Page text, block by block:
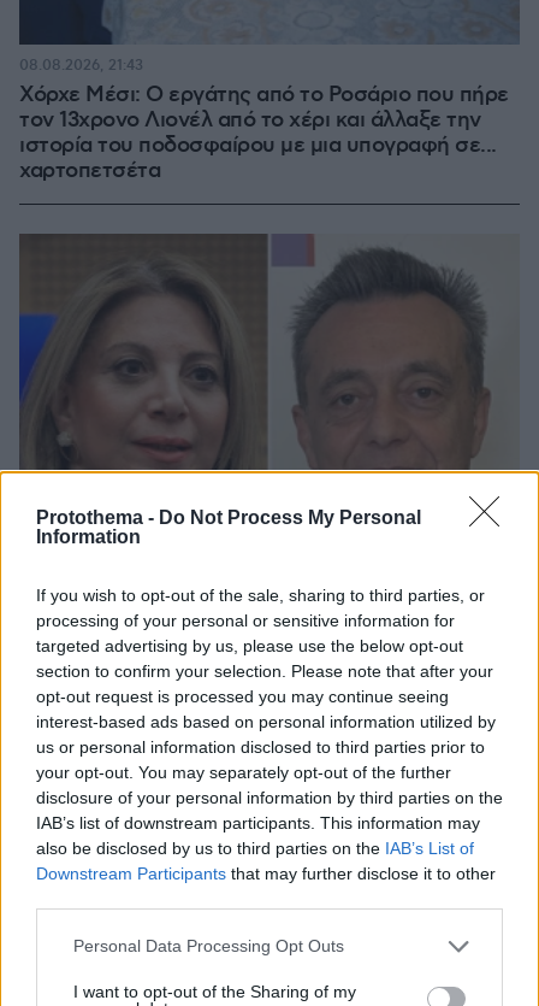
Protothema - Do Not Process My Personal
Information
If you wish to opt-out of the sale, sharing to third parties, or
processing of your personal or sensitive information for
targeted advertising by us, please use the below opt-out
section to confirm your selection. Please note that after your
opt-out request is processed you may continue seeing
interest-based ads based on personal information utilized by
us or personal information disclosed to third parties prior to
your opt-out. You may separately opt-out of the further
disclosure of your personal information by third parties on the
IAB’s list of downstream participants. This information may
also be disclosed by us to third parties on the IAB’s List of
Downstream Participants that may further disclose it to other
Please note that this website/app uses one or more Google
not limited to your visit or usage behaviour. You may click to
Personal Data Processing Opt Outs
I want to opt-out of the Sharing of my
Χόρχε Μέσι: Ο εργάτης από το Ροσάριο που πήρε
τον 13χρονο Λιονέλ από το χέρι και άλλαξε την
ιστορία του ποδοσφαίρου με μια υπογραφή σε...
χαρτοπετσέτα
08.08.2026, 21:43
Εγκαταλείπει το κόμμα Καρυστιανού και ο
επιχειρηματίας Νίκος Μπρουτζάκης: Καταγγέλλει
κλειστή κάστα, «λένε προδότες και πληρωμένους
όσους αποχωρούν»
08.08.2026, 18:48